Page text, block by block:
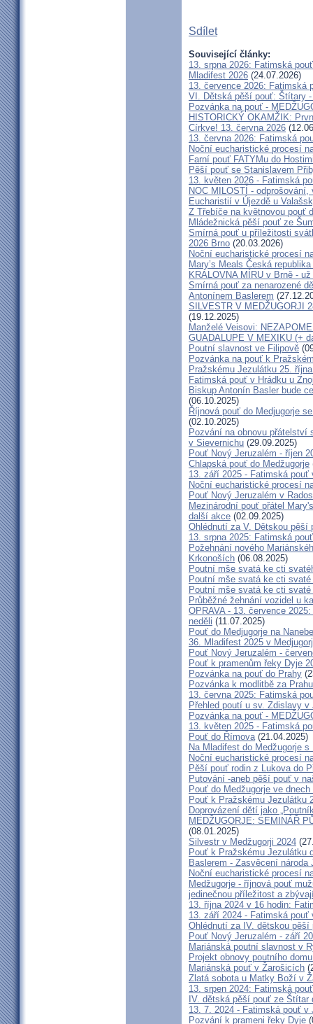
Sdílet
Související články:
13. srpna 2026: Fatimská
Mladifest 2026 (24.07.2026)
13. července 2026: Fatimská
VI. Dětská pěší pouť: Štítary
Pozvánka na pouť -
HISTORICKÝ OKAMŽIK:
Církve! 13. června 2026
13. června 2026: Fatimská
Noční eucharistické procesí
Farní pouť FATYMu do
Pěší pouť se Stanislavem
13. květen 2026 - Fatimská
NOC MILOSTÍ -
Eucharistií v Újezdě u
Z Třebíče na květnovou pouť
Mládežnická pěší pouť ze
Smírná pouť u příležitosti
2026 Brno (20.03.2026)
Noční eucharistické procesí
Mary’s Meals Česká
KRÁLOVNA MÍRU v Brně -
Smírná pouť za nenarozené
Antonínem Baslerem
SILVESTR V MEDŽUGORJI
(19.12.2025)
Manželé Veisovi:
GUADALUPE V MEXIKU (+
Poutní slavnost ve Filipově
Pozvánka na pouť k
Pražskému Jezulátku 25.
Fatimská pouť v Hrádku u
Biskup Antonín Basler bude
(06.10.2025)
Říjnová pouť do Medjugorje
(02.10.2025)
Pozvání na obnovu přátelství
v Sievernichu (29.09.2025)
Pouť Nový Jeruzalém - říjen
Chlapská pouť do Medžugorje
13. září 2025 - Fatimská pouť
Noční eucharistické procesí
Pouť Nový Jeruzalém v
Mezinárodní pouť přátel
další akce (02.09.2025)
Ohlédnutí za V. Dětskou pěší
13. srpna 2025: Fatimská
Požehnání nového
Krkonoších (06.08.2025)
Poutní mše svatá ke cti
Poutní mše svatá ke cti
Poutní mše svatá ke cti
Průběžné žehnání vozidel u
OPRAVA - 13. července
neděli (11.07.2025)
Pouť do Medjugorje na
36. Mladifest 2025 v
Pouť Nový Jeruzalém -
Pouť k pramenům řeky Dyje
Pozvánka na pouť do Prahy
Pozvánka k modlitbě za
13. června 2025: Fatimská
Přehled poutí u sv. Zdislavy
Pozvánka na pouť -
13. květen 2025 - Fatimská
Pouť do Římova(21.04.2025)
Na Mladifest do Medžugorje s
Noční eucharistické procesí
Pěší pouť rodin z Lukova do
Putování -aneb pěší pouť v
Pouť do Medžugorje ve
Pouť k Pražskému Jezulátku
Doprovázení dětí jako
MEDŽUGORJE: SEMINÁŘ
(08.01.2025)
Silvestr v Medžugorji 2024
Pouť k Pražskému Jezulátku
Baslerem - Zasvěcení národa
Noční eucharistické procesí
Medžugorje - říjnová pouť
jedinečnou příležitost a
13. října 2024 v 16 hodin:
13. září 2024 - Fatimská pouť
Ohlédnutí za IV. dětskou
Pouť Nový Jeruzalém - září
Mariánská poutní slavnost v
Projekt obnovy poutního
Mariánská pouť v Žarošicích
Zlatá sobota u Matky Boží v
13. srpen 2024: Fatimská
IV. dětská pěší pouť ze Štítar
13. 7. 2024 - Fatimská pouť
Pozvání k prameni řeky Dyje